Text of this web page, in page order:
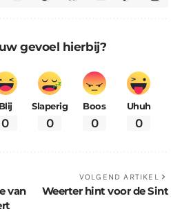
gevoel hierbij?
Blij
0
Slaperig
0
Boos
0
Uhuh
0
van
VOLGEND ARTIKEL
Weerter hint voor de Sint